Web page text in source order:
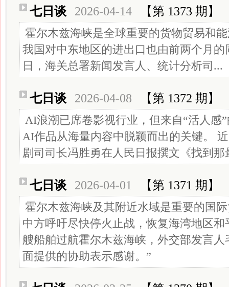
七日谈 2026-04-14 【第 1373 期】
霍尔木兹海峡是全球重要的货物贸易和
我国对中东地区的进出口也由前两个月
日，海关总署新闻发言人、统计分析司...
七日谈 2026-04-08 【第 1372 期】
AI浪潮已席卷影视行业，但来自“活人感
AI作品从海量内容中脱颖而出的关键。
剧司司长冯胜勇在人民日报撰文《找到那
七日谈 2026-04-01 【第 1371 期】
霍尔木兹海峡及其附近水域是重要的国
中方呼吁尽快停火止战，恢复海湾地区
艘船舶过航霍尔木兹海峡，外交部发言
面提供的协助表示感谢。”